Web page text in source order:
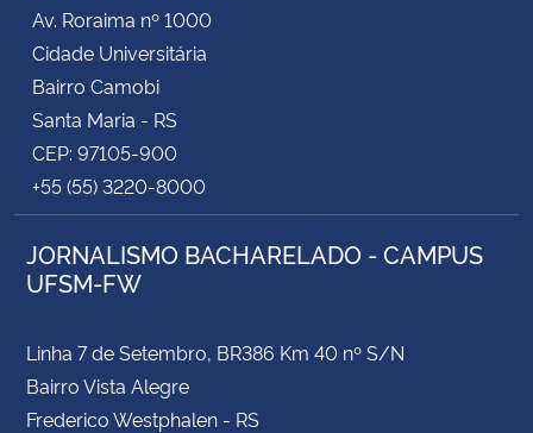
Av. Roraima nº 1000
Cidade Universitária
Bairro Camobi
Santa Maria - RS
CEP: 97105-900
+55 (55) 3220-8000
JORNALISMO BACHARELADO - CAMPUS
UFSM-FW
Linha 7 de Setembro, BR386 Km 40 nº S/N
Bairro Vista Alegre
Frederico Westphalen - RS